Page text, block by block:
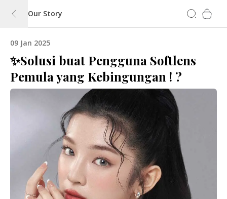
Our Story
09 Jan 2025
✨Solusi buat Pengguna Softlens
Pemula yang Kebingungan ! ?